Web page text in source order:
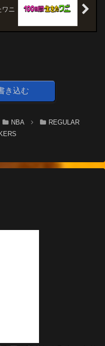
ワニ
き込む
NBA
REGULAR